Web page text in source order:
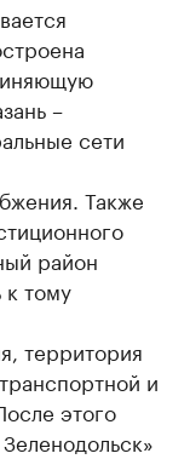
–
сети
Также
район
к тому
территория
и
этого